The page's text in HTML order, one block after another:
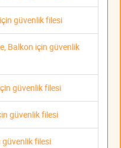
güvenlik filesi
Balkon için güvenlik
güvenlik filesi
güvenlik filesi
güvenlik filesi